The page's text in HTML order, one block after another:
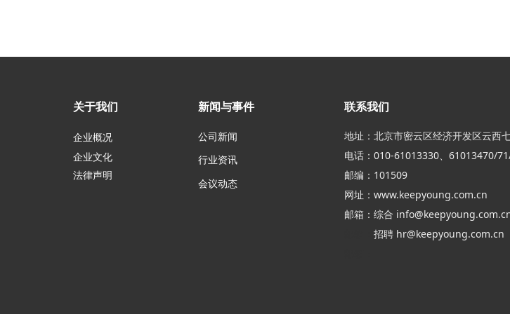
新闻与事件 联系我们
地址：北京市密云区经济开发区云西
电话：010-61013330、61013470/
邮编：101509
网址： www.keepyoung.com.cn
邮箱：综合
招聘 hr@keepyoung.com.cn
关于我们
企业概况
企业文化
公司新闻
行业资讯
会议动态
法律声明